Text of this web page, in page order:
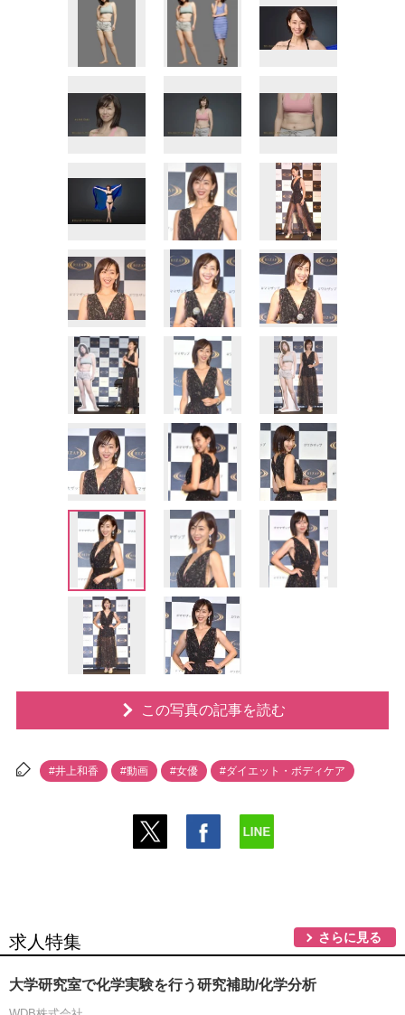
この写真の記事を読む
#井上和香 #動画 #女優 #ダイエット・ボディケア
求人特集 さらに見る
大学研究室で化学実験を行う研究補助/化学分析